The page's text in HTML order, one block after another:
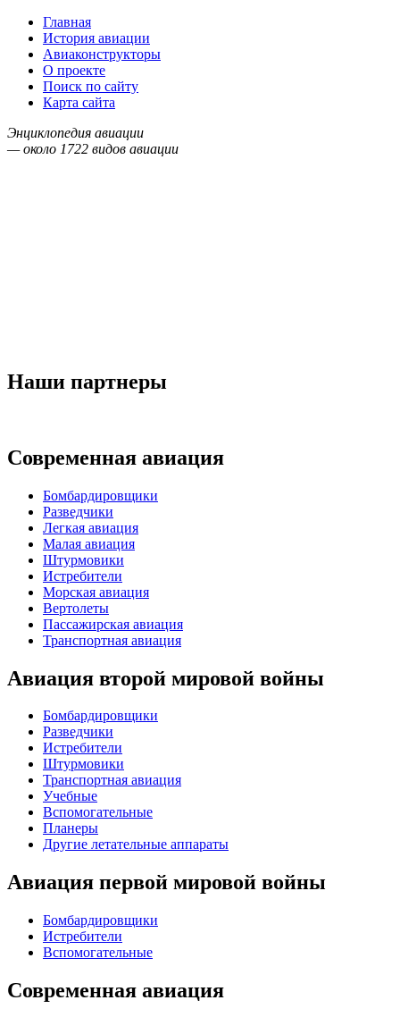
Главная
История авиации
Авиаконструкторы
О проекте
Поиск по сайту
Карта сайта
Энциклопедия авиации
— около 1722 видов авиации
Наши партнеры
Современная авиация
Бомбардировщики
Разведчики
Легкая авиация
Малая авиация
Штурмовики
Истребители
Морская авиация
Вертолеты
Пассажирская авиация
Транспортная авиация
Авиация второй мировой войны
Бомбардировщики
Разведчики
Истребители
Штурмовики
Транспортная авиация
Учебные
Вспомогательные
Планеры
Другие летательные аппараты
Авиация первой мировой войны
Бомбардировщики
Истребители
Вспомогательные
Современная авиация